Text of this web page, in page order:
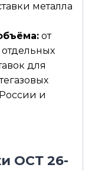
металла
от
для
и
ОСТ 26-